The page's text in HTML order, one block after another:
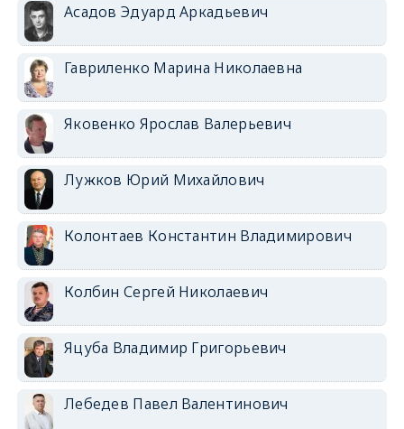
Асадов Эдуард Аркадьевич
Гавриленко Марина Николаевна
Яковенко Ярослав Валерьевич
Лужков Юрий Михайлович
Колонтаев Константин Владимирович
Колбин Сергей Николаевич
Яцуба Владимир Григорьевич
Лебедев Павел Валентинович